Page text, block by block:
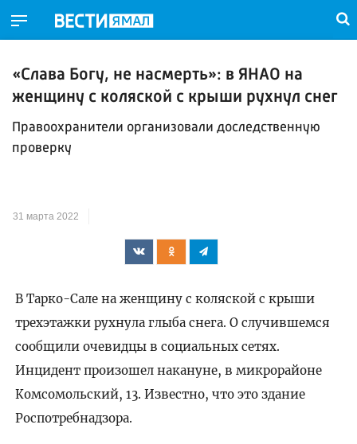
«Слава Богу, не насмерть»: в ЯНАО на
женщину с коляской с крыши рухнул снег
Правоохранители организовали доследственную
проверку
31 марта 2022
В Тарко-Сале на женщину с коляской с крыши
трехэтажки рухнула глыба снега. О случившемся
сообщили очевидцы в социальных сетях.
Инцидент произошел накануне, в микрорайоне
Комсомольский, 13. Известно, что это здание
Роспотребнадзора.